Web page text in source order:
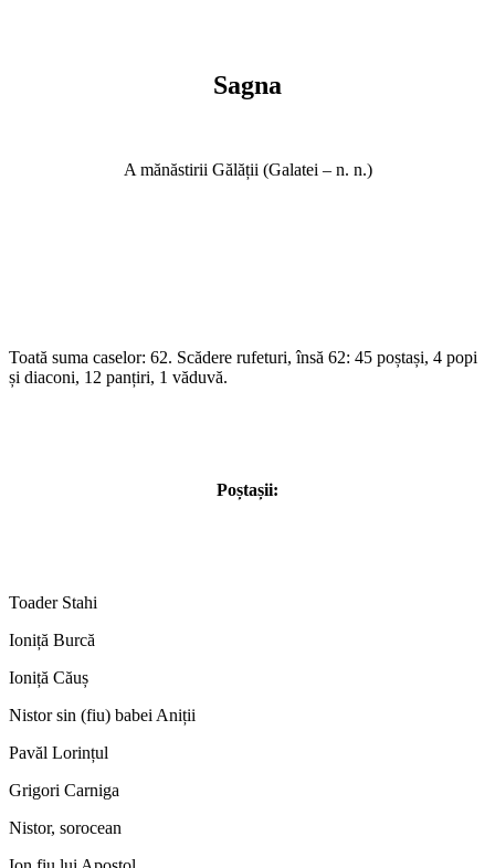
Sagna
A mănăstirii Gălății (Galatei – n. n.)
Toată suma caselor: 62. Scădere rufeturi, însă 62: 45 poștași, 4 popi
și diaconi, 12 panțiri, 1 văduvă.
Poștașii:
Toader Stahi
Ioniță Burcă
Ioniță Căuș
Nistor sin (fiu) babei Aniții
Pavăl Lorințul
Grigori Carniga
Nistor, sorocean